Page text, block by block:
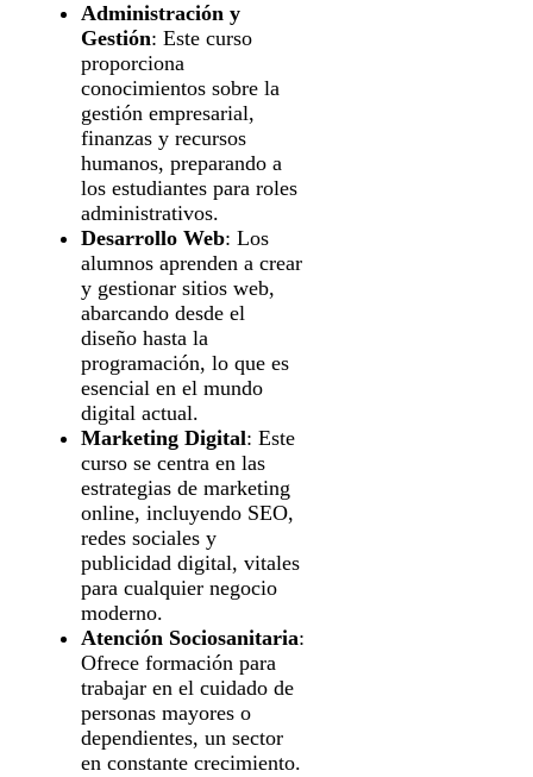
Administración y
Gestión: Este curso
proporciona
conocimientos sobre la
gestión empresarial,
finanzas y recursos
humanos, preparando a
los estudiantes para roles
administrativos.
Desarrollo Web: Los
alumnos aprenden a crear
y gestionar sitios web,
abarcando desde el
diseño hasta la
programación, lo que es
esencial en el mundo
digital actual.
Marketing Digital: Este
curso se centra en las
estrategias de marketing
online, incluyendo SEO,
redes sociales y
publicidad digital, vitales
para cualquier negocio
moderno.
Atención Sociosanitaria:
Ofrece formación para
trabajar en el cuidado de
personas mayores o
dependientes, un sector
en constante crecimiento.